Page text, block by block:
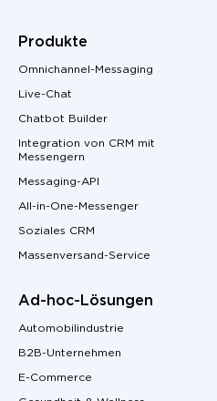
Produkte
Omnichannel-Messaging
Live-Chat
Chatbot Builder
Integration von CRM mit
Messengern
Messaging-API
All-in-One-Messenger
Soziales CRM
Massenversand-Service
Ad-hoc-Lösungen
Automobilindustrie
B2B-Unternehmen
E-Commerce